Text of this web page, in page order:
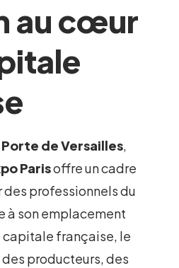
au cœur
Porte de Versailles,
Parisoffre un cadre
professionnels du
à son emplacement
française, le
producteurs, des